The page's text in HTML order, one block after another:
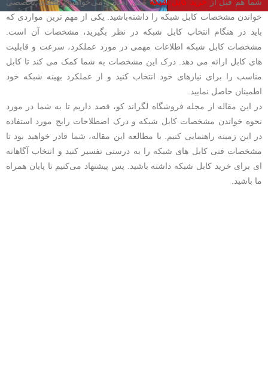
خواندن مشخصات کابل شبکه را داشته‌باشید. یکی از مهم ترین مواردی که
باید در هنگام انتخاب کابل شبکه در نظر بگیرید، مشخصات آن است.
مشخصات کابل شبکه اطلاعات مهمی در مورد عملکرد، سرعت و قابلیت
های کابل ارائه می دهد. درک این مشخصات به شما کمک می کند تا کابل
مناسب را برای نیازهای خود انتخاب کنید و از عملکرد بهینه شبکه خود
اطمینان حاصل نمایید.
در این مقاله از مجله فروشگاه لگراند کو، قصد داریم تا به شما در مورد
نحوه خواندن مشخصات کابل شبکه و درک اصطلاحات رایج مورد استفاده
در این زمینه راهنمایی کنیم. با مطالعه این مقاله، شما قادر خواهید بود تا
مشخصات فنی کابل های شبکه را به درستی تفسیر کنید و انتخاب آگاهانه
ای برای خرید کابل شبکه داشته باشید. پس پیشنهاد می‌کنیم تا پایان همراه
ما باشید.